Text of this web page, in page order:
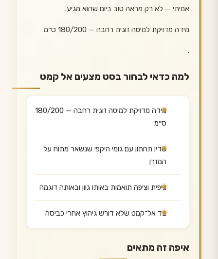
אמיתי — לא רק מראה טוב ביום שהוא מגיע.
מידה מדויקת למיטה זוגית רחבה — 180/200 ס״מ
.
למה כדאי לבחור בסט מצעים אל קמט
מידה מדויקת למיטה זוגית רחבה — 180/200
ס״מ
סדין תחתון עם גומי היקפי שנשאר מתוח על
המזרן
ציפית וציפה תואמות באותו גוון ובאותה דוגמה
בד אל־קמט שלא דורש גיהוץ אחרי כביסה
איפה זה מתאים